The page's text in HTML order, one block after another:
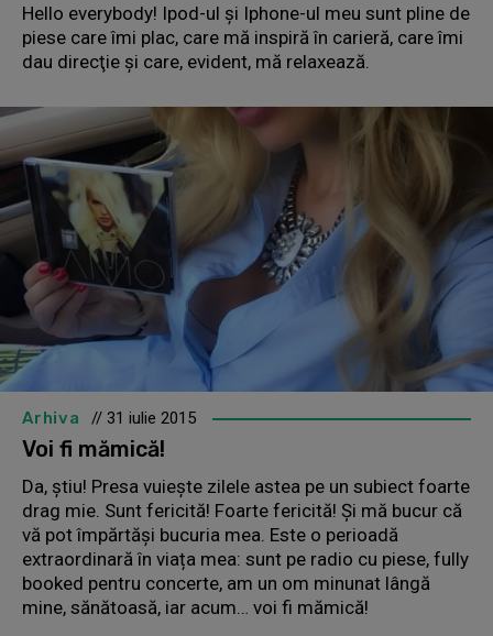
Hello everybody! Ipod-ul şi Iphone-ul meu sunt pline de
piese care îmi plac, care mă inspiră în carieră, care îmi
dau direcţie şi care, evident, mă relaxează.
Arhiva // 31 iulie 2015
Voi fi mămică!
Da, ştiu! Presa vuieşte zilele astea pe un subiect foarte
drag mie. Sunt fericită! Foarte fericită! Şi mă bucur că
vă pot împărtăşi bucuria mea. Este o perioadă
extraordinară în viața mea: sunt pe radio cu piese, fully
booked pentru concerte, am un om minunat lângă
mine, sănătoasă, iar acum… voi fi mămică!